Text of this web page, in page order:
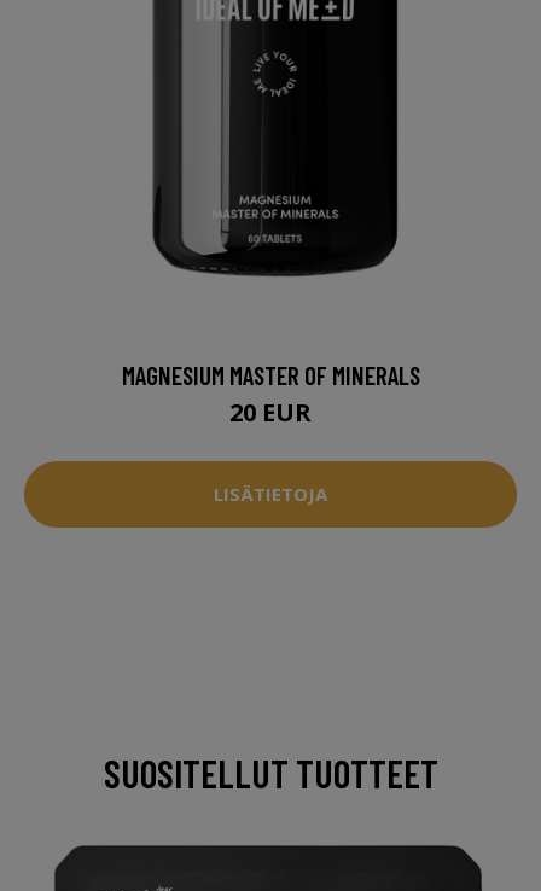
MAGNESIUM MASTER OF MINERALS
20 EUR
LISÄTIETOJA
SUOSITELLUT TUOTTEET